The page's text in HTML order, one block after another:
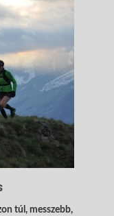
túl, messzebb,